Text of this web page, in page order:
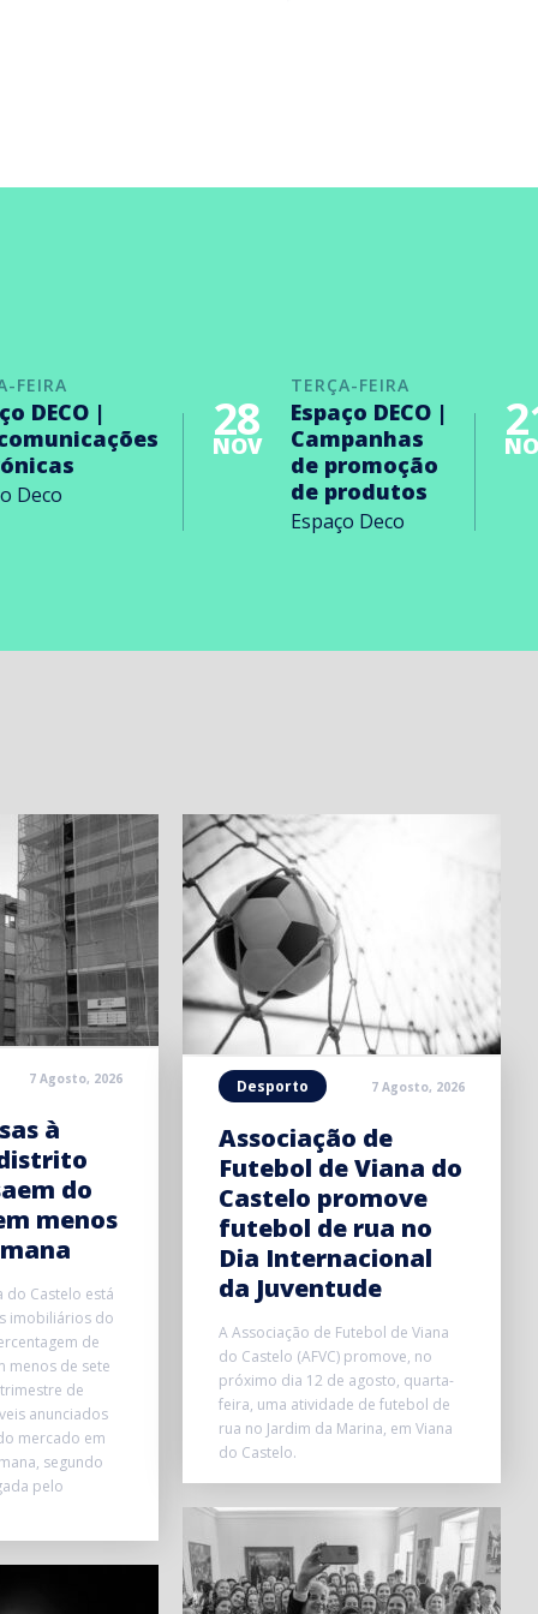
FEIRA
DECO |
Deco
TERÇA-FEIRA
28
NOV
Espaço DECO |
Campanhas
de promoção
de produtos
Espaço Deco
7 Agosto, 2026
à
do
menos
do Castelo está
imobiliários do
de
menos de sete
de
anunciados
mercado em
segundo
pelo
Desporto 7 Agosto, 2026
Associação de
Futebol de Viana do
Castelo promove
futebol de rua no
Dia Internacional
da Juventude
A Associação de Futebol de Viana
do Castelo (AFVC) promove, no
próximo dia 12 de agosto, quarta-
feira, uma atividade de futebol de
rua no Jardim da Marina, em Viana
do Castelo.